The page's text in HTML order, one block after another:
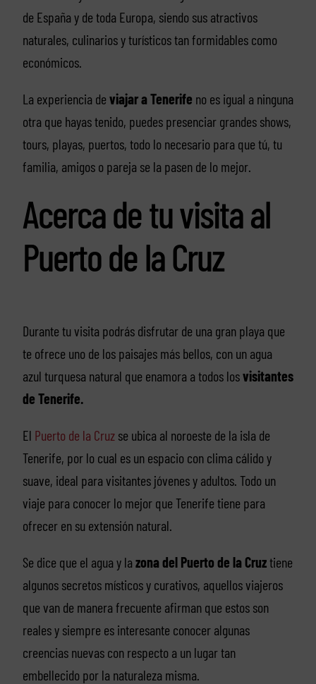
de España y de toda Europa, siendo sus atractivos
naturales, culinarios y turísticos tan formidables como
económicos.
La experiencia de viajar a Tenerife no es igual a ninguna
otra que hayas tenido, puedes presenciar grandes shows,
tours, playas, puertos, todo lo necesario para que tú, tu
familia, amigos o pareja se la pasen de lo mejor.
Acerca de tu visita al
Puerto de la Cruz
Durante tu visita podrás disfrutar de una gran playa que
te ofrece uno de los paisajes más bellos, con un agua
azul turquesa natural que enamora a todos losvisitantes
de Tenerife.
El Puerto de la Cruzse ubica al noroeste de la isla de
Tenerife, por lo cual es un espacio con clima cálido y
suave, ideal para visitantes jóvenes y adultos. Todo un
viaje para conocer lo mejor que Tenerife tiene para
ofrecer en su extensión natural.
Se dice que el agua y la zona del Puerto de la Cruztiene
algunos secretos místicos y curativos, aquellos viajeros
que van de manera frecuente afirman que estos son
reales y siempre es interesante conocer algunas
creencias nuevas con respecto a un lugar tan
embellecido por la naturaleza misma.